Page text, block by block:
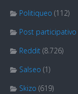
Politiqueo (112)
Post participativo
Reddit (8.726)
Salseo (1)
Skizo (619)